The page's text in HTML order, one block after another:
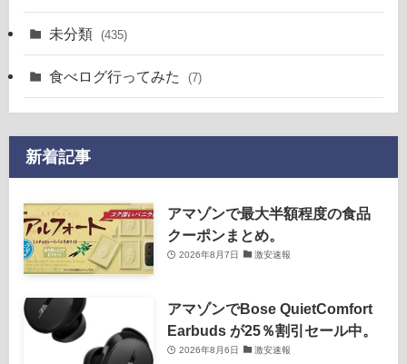
未分類 (435)
食べログ行ってみた (7)
新着記事
アマゾンで最大半額程度の食品
クーポンまとめ。
2026年8月7日 激安速報
アマゾンでBose QuietComfort
Earbuds が25％割引セール中。
2026年8月6日 激安速報